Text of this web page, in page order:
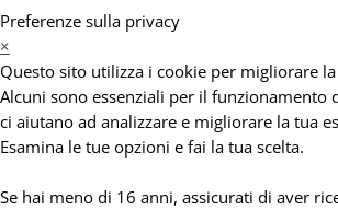
Preferenze sulla privacy
×
Questo sito utilizza i cookie per migliorare
Alcuni sono essenziali per il funzionamento
ci aiutano ad analizzare e migliorare la tua
Esamina le tue opzioni e fai la tua scelta.
Se hai meno di 16 anni, assicurati di aver